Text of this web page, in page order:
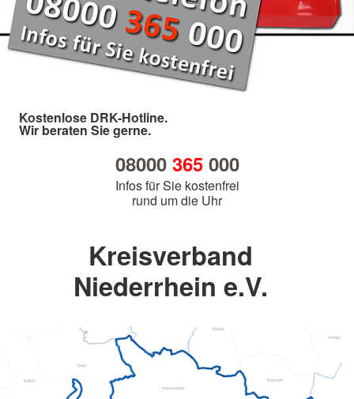
Kostenlose DRK-Hotline.
Wir beraten Sie gerne.
08000 365000
Infos für Sie kostenfrei
rund um die Uhr
Kreisverband
Niederrhein e.V.